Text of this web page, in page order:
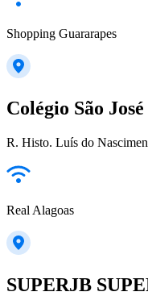
Shopping Guararapes
Colégio São José
R. Histo. Luís do
Real Alagoas
SUPERJB